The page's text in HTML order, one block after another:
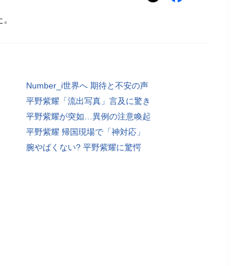
Number_i世界へ 期待と不安の声
平野紫耀「流出写真」言及に驚き
平野紫耀が突如…異例の注意喚起
平野紫耀 帰国現場で「神対応」
腕やばくない? 平野紫耀に驚愕